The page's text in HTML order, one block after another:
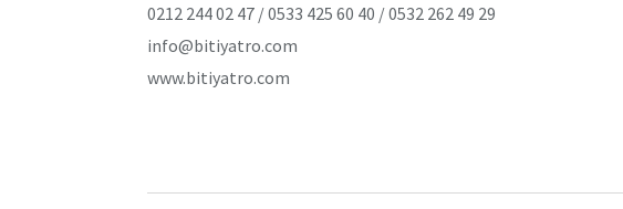
0212 244 02 47 / 0533 425 60 40 / 0532 262 49 29
info@bitiyatro.com
www.bitiyatro.com